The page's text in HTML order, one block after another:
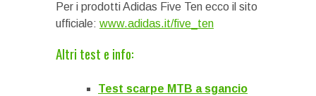
Per i prodotti Adidas Five Ten ecco il sito
ufficiale: www.adidas.it/five_ten
Altri test e info:
Test scarpe MTB a sgancio